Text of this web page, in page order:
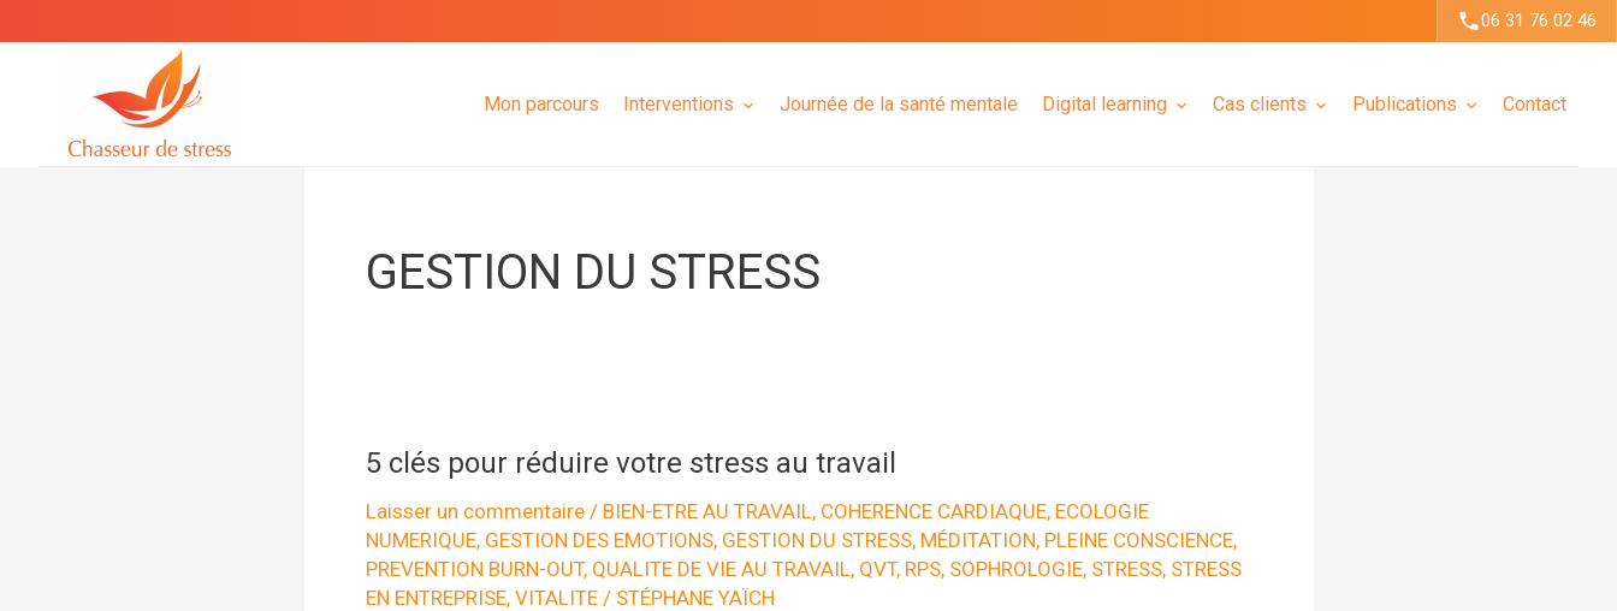
06 31 76 02 46
Mon parcours Interventions Journée de la santé mentale Digital learning Cas clients Publications Contact
GESTION DU STRESS
5 clés pour réduire votre stress au travail
Laisser un commentaire / BIEN-ETRE AU TRAVAIL, COHERENCE CARDIAQUE, ECOLOGIE
NUMERIQUE, GESTION DES EMOTIONS, GESTION DU STRESS, MÉDITATION, PLEINE CONSCIENCE,
PREVENTION BURN-OUT, QUALITE DE VIE AU TRAVAIL, QVT, RPS, SOPHROLOGIE, STRESS, STRESS
EN ENTREPRISE, VITALITE/ STÉPHANE YAÏCH